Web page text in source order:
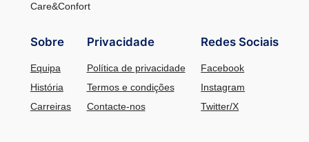
Care&Confort
Sobre
Equipa
História
Carreiras
Privacidade
Política de privacidade
Termos e condições
Contacte-nos
Redes Sociais
Facebook
Instagram
Twitter/X